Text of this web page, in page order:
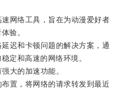
网络工具，旨在为动漫爱好者
验。
和卡顿问题的解决方案，通
定和高速的网络环境。
大的加速功能。
，将网络的请求转发到最近